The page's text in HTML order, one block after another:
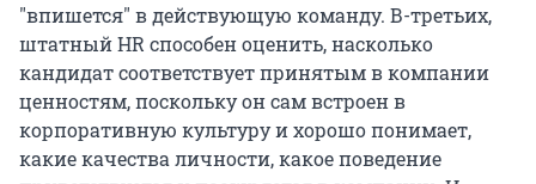
"впишется" в действующую команду. В-третьих,
штатный HR способен оценить, насколько
кандидат соответствует принятым в компании
ценностям, поскольку он сам встроен в
корпоративную культуру и хорошо понимает,
какие качества личности, какое поведение